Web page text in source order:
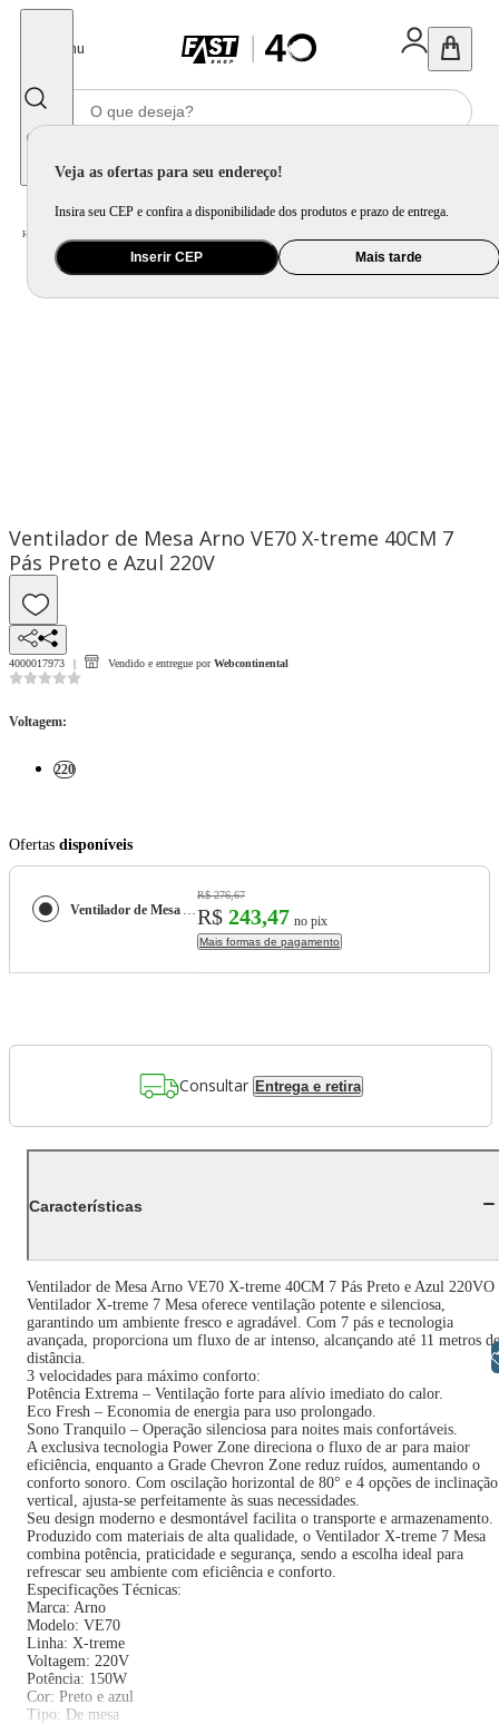
Menu
Veja as ofertas para seu endereço!
Insira seu CEP e confira a disponibilidade dos produtos e prazo de entrega.
Inserir CEP Mais tarde
Home
Ventilador de Mesa Arno VE70 X-treme 40CM 7
Pás Preto e Azul 220V
4000017973 Vendido e entregue por Webcontinental
Voltagem:
220
Ofertas disponíveis
Ventilador de Mesa Arno VE70 X-treme 40CM 7 Pás Preto e Azul 220V
R$ 276,67
R$ 243,47 no pix
Mais formas de pagamento
Consultar Entrega e retira
Características
Ventilador de Mesa Arno VE70 X-treme 40CM 7 Pás Preto e Azul 220VO
Ventilador X-treme 7 Mesa oferece ventilação potente e silenciosa,
garantindo um ambiente fresco e agradável. Com 7 pás e tecnologia
avançada, proporciona um fluxo de ar intenso, alcançando até 11 metros de
distância.
3 velocidades para máximo conforto:
Potência Extrema – Ventilação forte para alívio imediato do calor.
Eco Fresh – Economia de energia para uso prolongado.
Sono Tranquilo – Operação silenciosa para noites mais confortáveis.
A exclusiva tecnologia Power Zone direciona o fluxo de ar para maior
eficiência, enquanto a Grade Chevron Zone reduz ruídos, aumentando o
conforto sonoro. Com oscilação horizontal de 80° e 4 opções de inclinação
vertical, ajusta-se perfeitamente às suas necessidades.
Seu design moderno e desmontável facilita o transporte e armazenamento.
Produzido com materiais de alta qualidade, o Ventilador X-treme 7 Mesa
combina potência, praticidade e segurança, sendo a escolha ideal para
refrescar seu ambiente com eficiência e conforto.
Especificações Técnicas:
Marca: Arno
Modelo: VE70
Linha: X-treme
Voltagem: 220V
Potência: 150W
Cor: Preto e azul
Tipo: De mesa